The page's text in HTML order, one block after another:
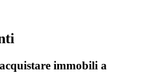
immobili a